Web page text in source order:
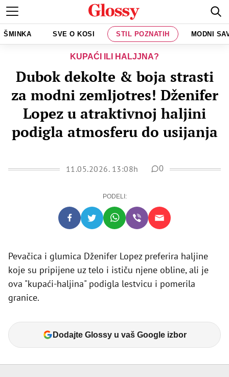
ŠMINKA SVE O KOSI STIL POZNATIH MODNI
KUPAĆI ILI HALJJNA?
Dubok dekolte & boja strasti
za modni zemljotres! Dženifer
Lopez u atraktivnoj haljini
podigla atmosferu do usijanja
11.05.2026. 13:08h 0
PODELI:
Pevačica i glumica Dženifer Lopez preferira haljine
koje su pripijene uz telo i ističu njene obline, ali je
ova "kupaći-haljina" podigla lestvicu i pomerila
granice.
Dodajte Glossy u vaš Google izbor